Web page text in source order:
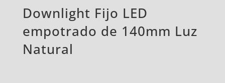
Downlight Fijo LED
empotrado de 140mm Luz
Natural